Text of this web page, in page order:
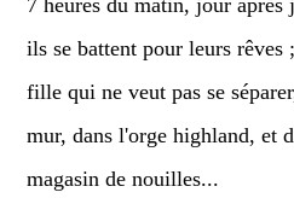
7 heures du matin, jour après
ils se battent pour leurs
fille qui ne veut pas se
mur, dans l'orge highland, et
magasin de nouilles...